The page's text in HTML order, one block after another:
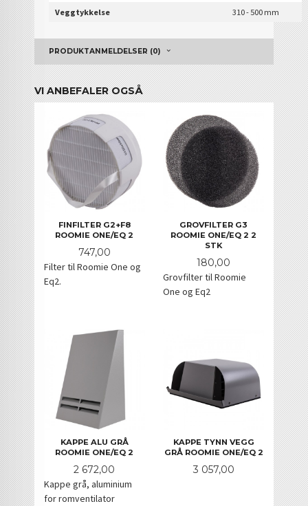
Veggtykkelse
310 - 500 mm
PRODUKTANMELDELSER (0)
VI ANBEFALER OGSÅ
FINFILTER G2+F8
ROOMIE ONE/EQ 2
Pris
747,00
Filter til Roomie One og
Eq2.
GROVFILTER G3
ROOMIE ONE/EQ 2 2
STK
Pris
180,00
Grovfilter til Roomie
One og Eq2
KAPPE ALU GRÅ
ROOMIE ONE/EQ 2
Pris
2 672,00
Kappe grå, aluminium
for romventilator
KAPPE TYNN VEGG
GRÅ ROOMIE ONE/EQ 2
Pris
3 057,00